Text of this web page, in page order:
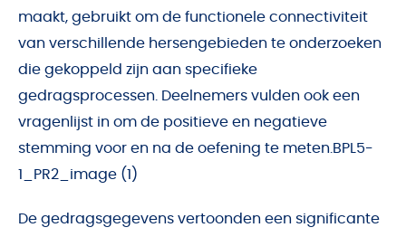
maakt, gebruikt om de functionele connectiviteit
van verschillende hersengebieden te onderzoeken
die gekoppeld zijn aan specifieke
gedragsprocessen. Deelnemers vulden ook een
vragenlijst in om de positieve en negatieve
stemming voor en na de oefening te meten.BPL5-
1_PR2_image (1)
De gedragsgegevens vertoonden een significante